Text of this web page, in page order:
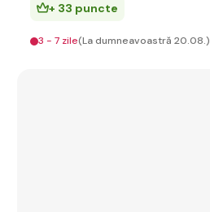
+ 33 puncte
3 - 7 zile(La dumneavoastră 20.08.)